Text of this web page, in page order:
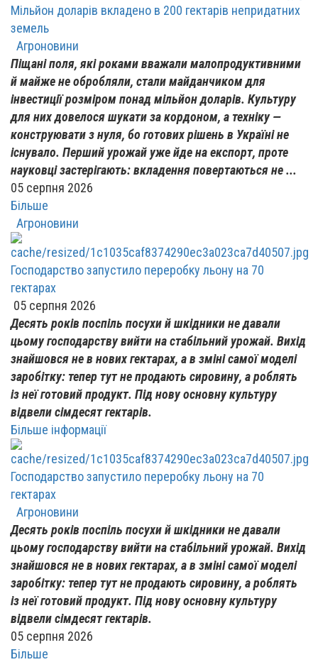
Мільйон доларів вкладено в 200 гектарів непридатних
земель
Агроновини
Піщані поля, які роками вважали малопродуктивними
й майже не обробляли, стали майданчиком для
інвестиції розміром понад мільйон доларів. Культуру
для них довелося шукати за кордоном, а техніку —
конструювати з нуля, бо готових рішень в Україні не
існувало. Перший урожай уже йде на експорт, проте
науковці застерігають: вкладення повертаються не ...
05 серпня 2026
Більше
Агроновини
Господарство запустило переробку льону на 70
гектарах
05 серпня 2026
Десять років поспіль посухи й шкідники не давали
цьому господарству вийти на стабільний урожай. Вихід
знайшовся не в нових гектарах, а в зміні самої моделі
заробітку: тепер тут не продають сировину, а роблять
із неї готовий продукт. Під нову основну культуру
відвели сімдесят гектарів.
Більше інформації
Господарство запустило переробку льону на 70
гектарах
Агроновини
Десять років поспіль посухи й шкідники не давали
цьому господарству вийти на стабільний урожай. Вихід
знайшовся не в нових гектарах, а в зміні самої моделі
заробітку: тепер тут не продають сировину, а роблять
із неї готовий продукт. Під нову основну культуру
відвели сімдесят гектарів.
05 серпня 2026
Більше